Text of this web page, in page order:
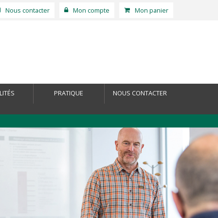
Nous contacter Mon compte Mon panier
PRATIQUE NOUS CONTACTER